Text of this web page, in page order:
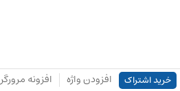
خرید اشتراک افزودن واژه افزونه مرورگر